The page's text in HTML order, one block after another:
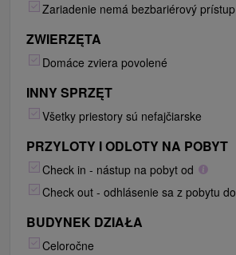
Zariadenie nemá bezbariérový prístup
ZWIERZĘTA
Domáce zviera povolené
INNY SPRZĘT
Všetky priestory sú nefajčiarske
PRZYLOTY I ODLOTY NA POBYT
Check in - nástup na pobyt od
Check out - odhlásenie sa z pobytu do
BUDYNEK DZIAŁA
Celoročne